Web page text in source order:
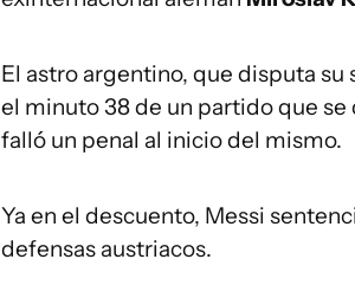
El astro argentino, que disputa
el minuto 38 de un partido que
falló un penal al inicio del mismo.
Ya en el descuento, Messi
defensas austriacos.